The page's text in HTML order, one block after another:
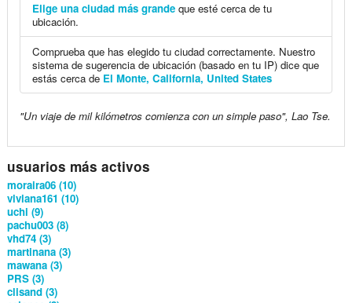
Elige una ciudad más grandeque esté cerca de tu
ubicación.
Comprueba que has elegido tu ciudad correctamente. Nuestro
sistema de sugerencia de ubicación (basado en tu IP) dice que
estás cerca de El Monte, California, United States
"Un viaje de mil kilómetros comienza con un simple paso", Lao Tse.
usuarios más activos
moraira06 (10)
viviana161 (10)
uchi (9)
pachu003 (8)
vhd74 (3)
martinana (3)
mawana (3)
PRS (3)
clisand (3)